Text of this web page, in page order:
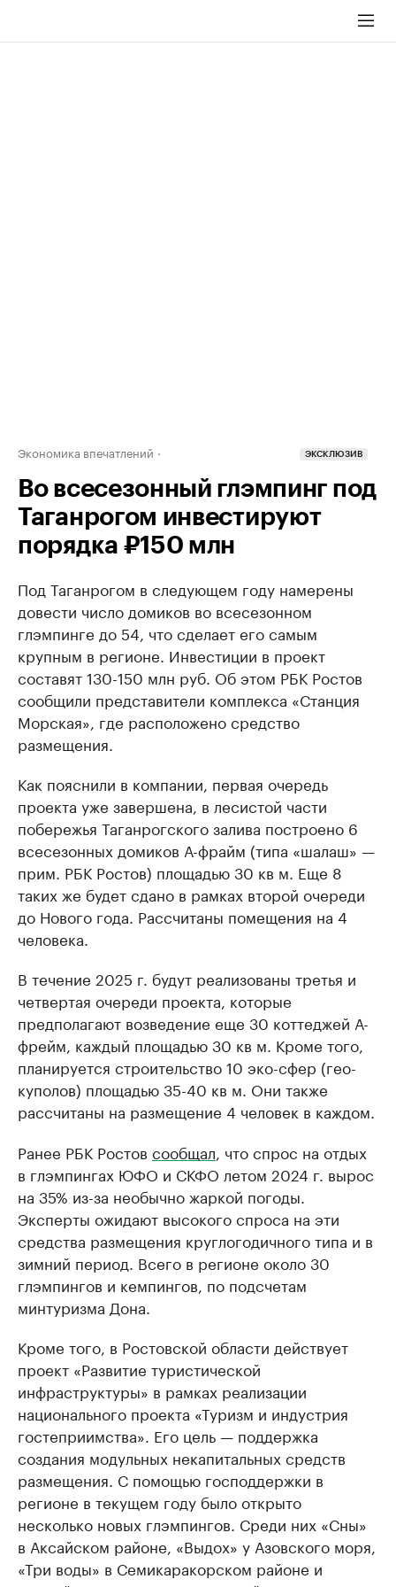
Экономика впечатлений ЭКСКЛЮЗИВ
Во всесезонный глэмпинг под
Таганрогом инвестируют
порядка ₽150 млн
Под Таганрогом в следующем году намерены
довести число домиков во всесезонном
глэмпинге до 54, что сделает его самым
крупным в регионе. Инвестиции в проект
составят 130-150 млн руб. Об этом РБК Ростов
сообщили представители комплекса «Станция
Морская», где расположено средство
размещения.
Как пояснили в компании, первая очередь
проекта уже завершена, в лесистой части
побережья Таганрогского залива построено 6
всесезонных домиков А-фрайм (типа «шалаш» —
прим. РБК Ростов) площадью 30 кв м. Еще 8
таких же будет сдано в рамках второй очереди
до Нового года. Рассчитаны помещения на 4
человека.
В течение 2025 г. будут реализованы третья и
четвертая очереди проекта, которые
предполагают возведение еще 30 коттеджей А-
фрейм, каждый площадью 30 кв м. Кроме того,
планируется строительство 10 эко-сфер (гео-
куполов) площадью 35-40 кв м. Они также
рассчитаны на размещение 4 человек в каждом.
Ранее РБК Ростов сообщал , что спрос на отдых
в глэмпингах ЮФО и СКФО летом 2024 г. вырос
на 35% из-за необычно жаркой погоды.
Эксперты ожидают высокого спроса на эти
средства размещения круглогодичного типа и в
зимний период. Всего в регионе около 30
глэмпингов и кемпингов, по подсчетам
минтуризма Дона.
Кроме того, в Ростовской области действует
проект «Развитие туристической
инфраструктуры» в рамках реализации
национального проекта «Туризм и индустрия
гостеприимства». Его цель — поддержка
создания модульных некапитальных средств
размещения. С помощью господдержки в
регионе в текущем году было открыто
несколько новых глэмпингов. Среди них «Сны»
в Аксайском районе, «Выдох» у Азовского моря,
«Три воды» в Семикаракорском районе и